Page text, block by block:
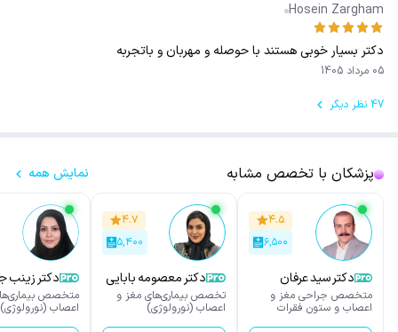
Hosein Zargham
دکتر بسیار خوبی هستند با حوصله و مهربان و باتجربه
05 مرداد 1405
47 نظر دیگر
پزشکان با تخصص مشابه نمایش همه
۴.۵
۶,۵۰۰
دکتر سید عرفان
فارسیان
متخصص جراحی مغز و
اعصاب و ستون فقرات
۴.۷
۵,۴۰۰
دکتر معصومه بابایی
تخصص بیماری‌های مغز و
اعصاب (نورولوژی)
دکتر زینب
متخصص
اعصاب (نورولوژی)